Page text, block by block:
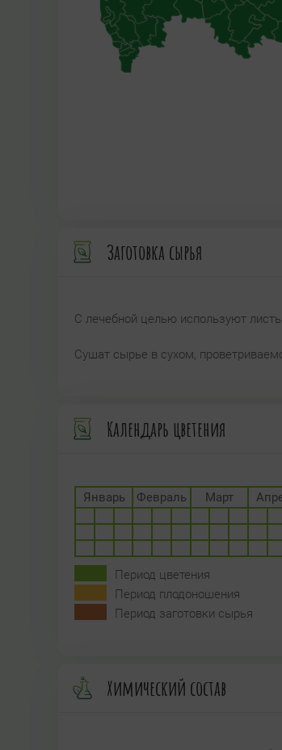
Заготовка сырья
С лечебной целью используют
Сушат сырье в сухом,
Календарь цветения
Январь Февраль Март
Период цветения
Период плодоношения
Период заготовки сырья
Химический состав